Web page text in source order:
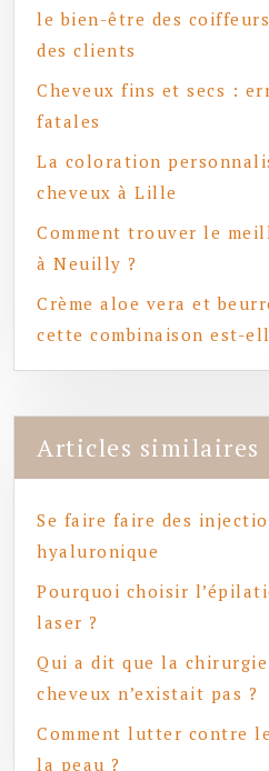
le bien-être des
des clients
Cheveux fins et secs :
fatales
La coloration
cheveux à Lille
Comment trouver le
à Neuilly ?
Crème aloe vera et
cette combinaison est-
Articles similaires
Se faire faire des
hyaluronique
Pourquoi choisir
laser ?
Qui a dit que la
cheveux n’existait pas ?
Comment lutter contre
la peau ?